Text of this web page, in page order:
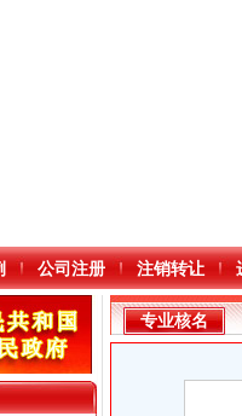
公司注册 注销转让
专业核名